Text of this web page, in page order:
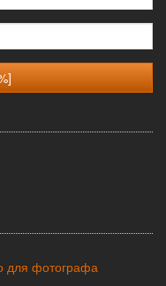
для фотографа